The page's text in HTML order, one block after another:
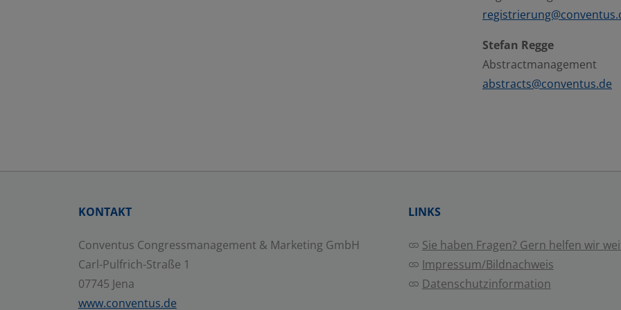
Stefan Regge
Abstractmanagement
abstracts@conventus.de
KONTAKT
Conventus Congressmanagement & Marketing GmbH
Carl-Pulfrich-Straße 1
07745 Jena
www.conventus.de
LINKS
Sie haben Fragen? Gern helfen wir
Impressum/Bildnachweis
Datenschutzinformation